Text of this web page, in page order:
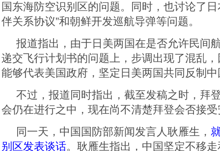
国东海防空识别区的问题。同时，也讨论了
伴关系协议”和朝鲜开发巡航导弹等问题。
报道指出，由于日美两国在是否允许民间
递交飞行计划书的问题上，步调出现了混乱
能够代表美国政府，坚定日美两国共同反制
不过，报道同时指出，截至发稿之时，拜
会仍在进行之中，现在尚不清楚拜登会否接
同一天，中国国防部新闻发言人耿雁生，
别区发表谈话。耿雁生指出，中国坚定不移